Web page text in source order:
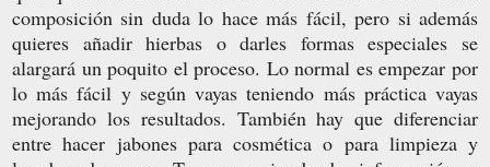
composición sin duda lo hace más fácil, pero si además
quieres añadir hierbas o darles formas especiales se
alargará un poquito el proceso. Lo normal es empezar por
lo más fácil y según vayas teniendo más práctica vayas
mejorando los resultados. También hay que diferenciar
entre hacer jabones para cosmética o para limpieza y